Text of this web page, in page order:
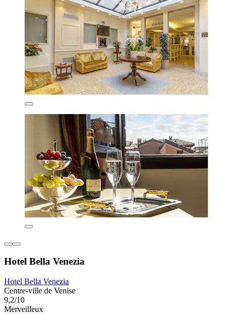
Hotel Bella Venezia
Hotel Bella Venezia
Centre-ville de Venise
9,2/10
Merveilleux